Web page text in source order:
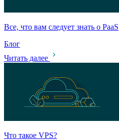
Все, что вам следует знать о PaaS
Блог
Читать далее
Что такое VPS?